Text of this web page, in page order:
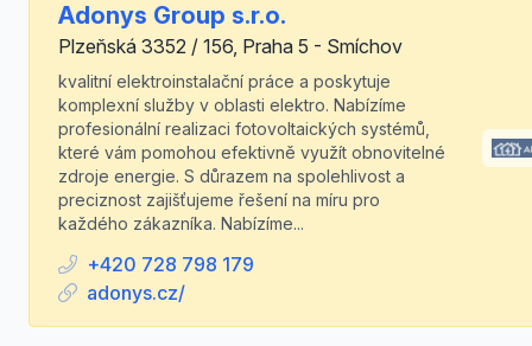
Adonys Group s.r.o.
Plzeňská 3352 / 156, Praha 5 - Smíchov
kvalitní elektroinstalační práce a poskytuje
komplexní služby v oblasti elektro. Nabízíme
profesionální realizaci fotovoltaických systémů,
které vám pomohou efektivně využít obnovitelné
zdroje energie. S důrazem na spolehlivost a
preciznost zajišťujeme řešení na míru pro
každého zákazníka. Nabízíme...
+420 728 798 179
adonys.cz/